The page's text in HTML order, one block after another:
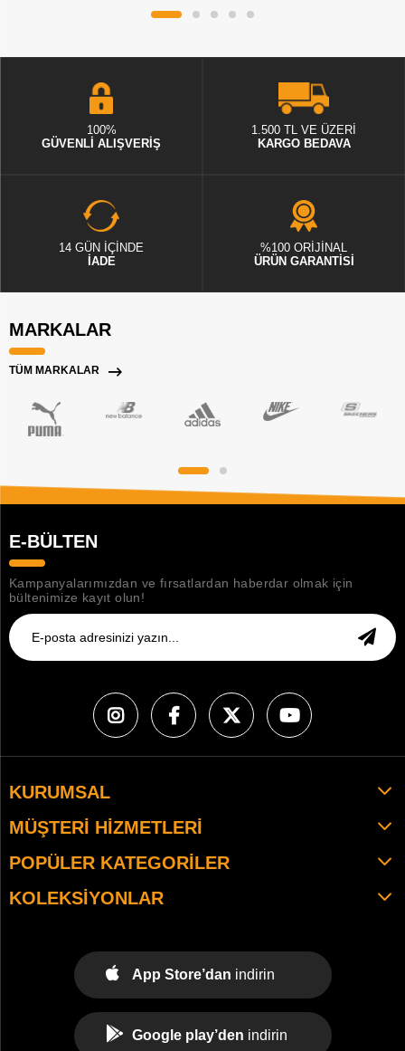
100%
GÜVENLİ ALIŞVERİŞ
1.500 TL VE ÜZERİ
KARGO BEDAVA
14 GÜN İÇİNDE
İADE
%100 ORİJİNAL
ÜRÜN GARANTİSİ
MARKALAR
TÜM MARKALAR
E-BÜLTEN
Kampanyalarımızdan ve fırsatlardan haberdar olmak için
bültenimize kayıt olun!
KURUMSAL
MÜŞTERI HIZMETLERI
POPÜLER KATEGORILER
KOLEKSIYONLAR
App Store’dan indirin
Google play’den indirin